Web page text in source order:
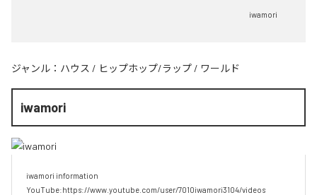
iwamori
ジャンル： ハウス / ヒップホップ/ラップ / ワールド
iwamori
iwamori information
YouTube:https://www.youtube.com/user/7010iwamori3104/videos